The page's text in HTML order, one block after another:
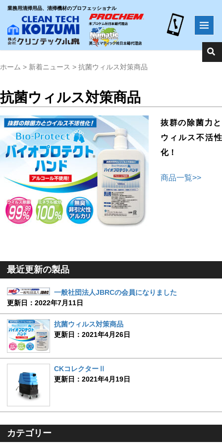
業務用清掃用品、清掃機材のプロフェッショナル
ホーム > 新着ニュース > 抗菌ウィルス対策商品
抗菌ウィルス対策商品
抜群の除菌力と
ウィルス不活性
化！
商品一覧>>
最近更新の製品
一般社団法人JBRCの会員になりました
更新日：2022年7月11日
抗菌ウィルス対策商品
更新日：2021年4月26日
CKコレクターⅡ
更新日：2021年4月19日
カテゴリー